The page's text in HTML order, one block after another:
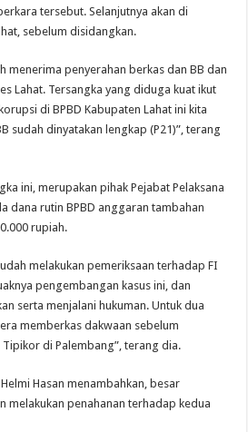
tersebut. Selanjutnya akan di
sebelum disidangkan.
menerima penyerahan berkas dan BB dan
Lahat. Tersangka yang diduga kuat ikut
di BPBD Kabupaten Lahat ini kita
sudah dinyatakan lengkap (P21)”, terang
ini, merupakan pihak Pejabat Pelaksana
dana rutin BPBD anggaran tambahan
rupiah.
melakukan pemeriksaan terhadap FI
pengembangan kasus ini, dan
serta menjalani hukuman. Untuk dua
memberkas dakwaan sebelum
di Palembang”, terang dia.
Hasan menambahkan, besar
melakukan penahanan terhadap kedua